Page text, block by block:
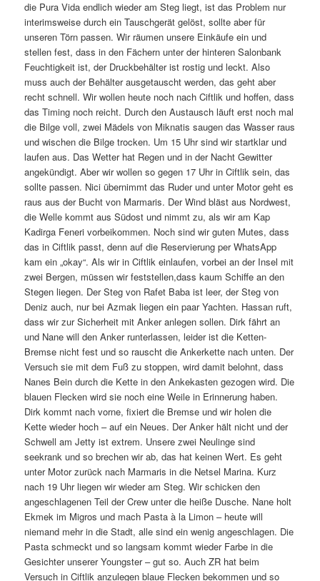
die Pura Vida endlich wieder am Steg liegt, ist das Problem nur
interimsweise durch ein Tauschgerät gelöst, sollte aber für
unseren Törn passen. Wir räumen unsere Einkäufe ein und
stellen fest, dass in den Fächern unter der hinteren Salonbank
Feuchtigkeit ist, der Druckbehälter ist rostig und leckt. Also
muss auch der Behälter ausgetauscht werden, das geht aber
recht schnell. Wir wollen heute noch nach Ciftlik und hoffen, dass
das Timing noch reicht. Durch den Austausch läuft erst noch mal
die Bilge voll, zwei Mädels von Miknatis saugen das Wasser raus
und wischen die Bilge trocken. Um 15 Uhr sind wir startklar und
laufen aus. Das Wetter hat Regen und in der Nacht Gewitter
angekündigt. Aber wir wollen so gegen 17 Uhr in Ciftlik sein, das
sollte passen. Nici übernimmt das Ruder und unter Motor geht es
raus aus der Bucht von Marmaris. Der Wind bläst aus Nordwest,
die Welle kommt aus Südost und nimmt zu, als wir am Kap
Kadirga Feneri vorbeikommen. Noch sind wir guten Mutes, dass
das in Ciftlik passt, denn auf die Reservierung per WhatsApp
kam ein „okay“. Als wir in Ciftlik einlaufen, vorbei an der Insel mit
zwei Bergen, müssen wir feststellen,dass kaum Schiffe an den
Stegen liegen. Der Steg von Rafet Baba ist leer, der Steg von
Deniz auch, nur bei Azmak liegen ein paar Yachten. Hassan ruft,
dass wir zur Sicherheit mit Anker anlegen sollen. Dirk fährt an
und Nane will den Anker runterlassen, leider ist die Ketten-
Bremse nicht fest und so rauscht die Ankerkette nach unten. Der
Versuch sie mit dem Fuß zu stoppen, wird damit belohnt, dass
Nanes Bein durch die Kette in den Ankekasten gezogen wird. Die
blauen Flecken wird sie noch eine Weile in Erinnerung haben.
Dirk kommt nach vorne, fixiert die Bremse und wir holen die
Kette wieder hoch – auf ein Neues. Der Anker hält nicht und der
Schwell am Jetty ist extrem. Unsere zwei Neulinge sind
seekrank und so brechen wir ab, das hat keinen Wert. Es geht
unter Motor zurück nach Marmaris in die Netsel Marina. Kurz
nach 19 Uhr liegen wir wieder am Steg. Wir schicken den
angeschlagenen Teil der Crew unter die heiße Dusche. Nane holt
Ekmek im Migros und mach Pasta à la Limon – heute will
niemand mehr in die Stadt, alle sind ein wenig angeschlagen. Die
Pasta schmeckt und so langsam kommt wieder Farbe in die
Gesichter unserer Youngster – gut so. Auch ZR hat beim
Versuch in Ciftlik anzulegen blaue Flecken bekommen und so